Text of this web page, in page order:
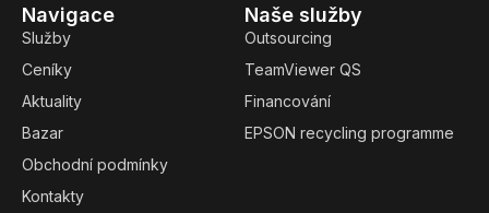
Naše služby
Outsourcing
TeamViewer QS
Financování
EPSON recycling programme
Navigace
Služby
Ceníky
Aktuality
Bazar
Obchodní podmínky
Kontakty